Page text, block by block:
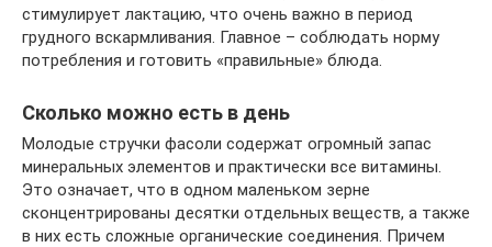
стимулирует лактацию, что очень важно в период
грудного вскармливания. Главное – соблюдать норму
потребления и готовить «правильные» блюда.
Сколько можно есть в день
Молодые стручки фасоли содержат огромный запас
минеральных элементов и практически все витамины.
Это означает, что в одном маленьком зерне
сконцентрированы десятки отдельных веществ, а также
в них есть сложные органические соединения. Причем